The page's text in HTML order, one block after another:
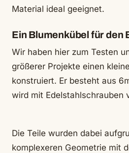
Material ideal geeignet.
Ein Blumenkübel für den
Wir haben hier zum Testen
größerer Projekte einen
konstruiert. Er besteht aus
wird mit Edelstahlschrauben
Die Teile wurden dabei
komplexeren Geometrie mit